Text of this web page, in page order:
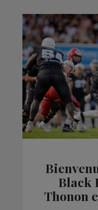
Black
Thonon